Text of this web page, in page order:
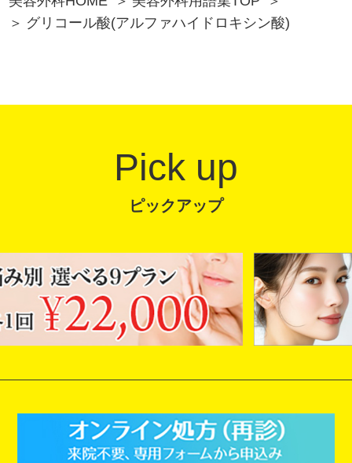
グリコール酸(アルファハイドロキシン酸)
Pick up
ピックアップ